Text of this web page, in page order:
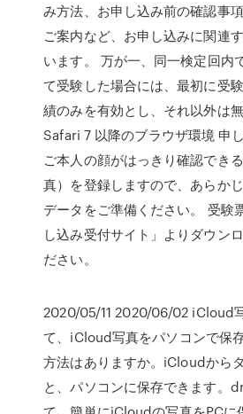
み方法、お申し込み前の確認事
ご案内など、お申し込みに関連
います。 万が一、同一検定回内
て受験した場合には、最初に受
績のみを有効とし、それ以外は
Safari 7 以降のブラウザ環境 申
ご本人の顔がはっきり確認でき
真）を登録しますので、あらか
データをご準備ください。 受験
し込み受付サイト」よりダウン
ださい。
2020/05/11 2020/06/02 iCloud
て、iCloud写真をパソコンで保
方法はありますか。iCloudから
と、パソコンに保存できます。